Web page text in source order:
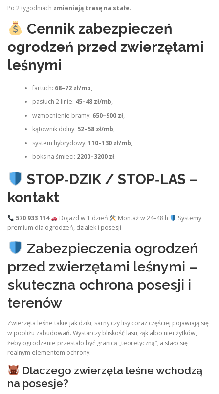
Po 2 tygodniach zmieniają trasę na stałe.
Cennik zabezpieczeń
ogrodzeń przed zwierzętami
leśnymi
fartuch: 68–72 zł/mb,
pastuch 2 linie: 45–48 zł/mb,
wzmocnienie bramy: 650–900 zł,
kątownik dolny: 52–58 zł/mb,
system hybrydowy: 110–130 zł/mb,
boks na śmieci: 2200–3200 zł.
STOP‑DZIK / STOP‑LAS –
kontakt
570 933 114 Dojazd w 1 dzień Montaż w 24–48 h
Systemy
premium dla ogrodzeń, działek i posesji
Zabezpieczenia ogrodzeń
przed zwierzętami leśnymi –
skuteczna ochrona posesji i
terenów
Zwierzęta leśne takie jak dziki, sarny czy lisy coraz częściej pojawiają się
w pobliżu zabudowań. Wystarczy bliskość lasu, łąk albo nieużytków,
żeby ogrodzenie przestało być granicą „teoretyczną”, a stało się
realnym elementem ochrony.
Dlaczego zwierzęta leśne wchodzą
na posesje?